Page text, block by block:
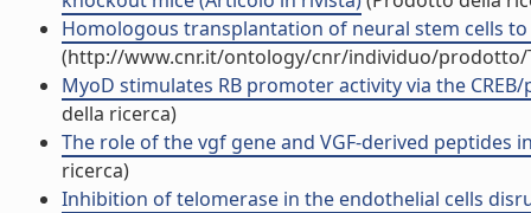
Homologous transplantation of neural stem cells
(http://www.cnr.it/ontology/cnr/individuo/prodotto/
MyoD stimulates RB promoter activity via the
della ricerca)
The role of the vgf gene and VGF-derived
ricerca)
Inhibition of telomerase in the endothelial cells